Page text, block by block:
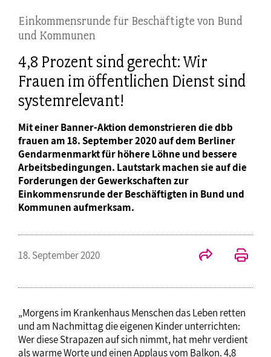
Einkommensrunde für Beschäftigte von Bund
und Kommunen
4,8 Prozent sind gerecht: Wir
Frauen im öffentlichen Dienst sind
systemrelevant!
Mit einer Banner-Aktion demonstrieren die dbb
frauen am 18. September 2020 auf dem Berliner
Gendarmenmarkt für höhere Löhne und bessere
Arbeitsbedingungen. Lautstark machen sie auf die
Forderungen der Gewerkschaften zur
Einkommensrunde der Beschäftigten in Bund und
Kommunen aufmerksam.
18. September 2020
„Morgens im Krankenhaus Menschen das Leben retten
und am Nachmittag die eigenen Kinder unterrichten:
Wer diese Strapazen auf sich nimmt, hat mehr verdient
als warme Worte und einen Applaus vom Balkon. 4,8